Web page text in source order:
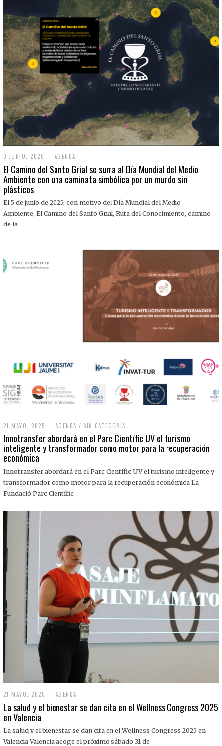
3 JUNIO, 2025
J
U
N
,
0
AGENDA
El Camino del Santo Grial se suma al Día Mundial del Medio
Ambiente con una caminata simbólica por un mundo sin
plásticos
El 5 de junio de 2025, con motivo del Día Mundial del Medio
Ambiente, El Camino del Santo Grial, Ruta del Conocimiento, camino
de la
21 MAYO, 2025
M
A
Y
,
0
2
AGENDA / SIN CATEGORÍA
Innotransfer abordará en el Parc Científic UV el turismo
inteligente y transformador como motor para la recuperación
económica
Innotransfer abordará en el Parc Científic UV el turismo inteligente y
transformador como motor para la recuperación económica La
Fundació Parc Científic
21 MAYO, 2025
1
M
O
,
AGENDA
La salud y el bienestar se dan cita en el Wellness Congress 2025
en Valencia
La salud y el bienestar se dan cita en el Wellness Congress 2025 en
Valencia Valencia acoge el próximo sábado 31 de